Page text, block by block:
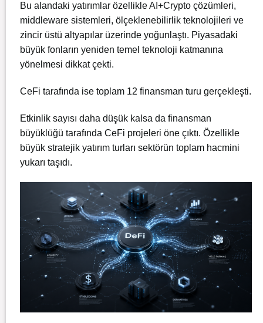
Bu alandaki yatırımlar özellikle AI+Crypto çözümleri,
middleware sistemleri, ölçeklenebilirlik teknolojileri ve
zincir üstü altyapılar üzerinde yoğunlaştı. Piyasadaki
büyük fonların yeniden temel teknoloji katmanına
yönelmesi dikkat çekti.
CeFi tarafında ise toplam 12 finansman turu gerçekleşti.
Etkinlik sayısı daha düşük kalsa da finansman
büyüklüğü tarafında CeFi projeleri öne çıktı. Özellikle
büyük stratejik yatırım turları sektörün toplam hacmini
yukarı taşıdı.